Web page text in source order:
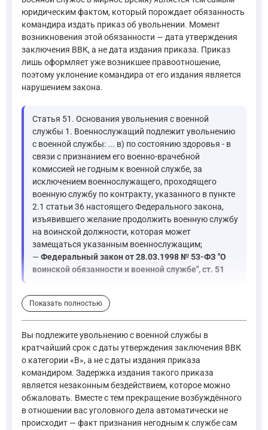
юридическим фактом, который порождает обязанность
командира издать приказ об увольнении. Момент
возникновения этой обязанности — дата утверждения
заключения ВВК, а не дата издания приказа. Приказ
лишь оформляет уже возникшее правоотношение,
поэтому уклонение командира от его издания является
нарушением закона.
Статья 51. Основания увольнения с военной
службы 1. Военнослужащий подлежит увольнению
с военной службы: ... в) по состоянию здоровья - в
связи с признанием его военно-врачебной
комиссией не годным к военной службе, за
исключением военнослужащего, проходящего
военную службу по контракту, указанного в пункте
2.1 статьи 36 настоящего Федерального закона,
изъявившего желание продолжить военную службу
на воинской должности, которая может
замещаться указанным военнослужащим;
—Федеральный закон от 28.03.1998 № 53-ФЗ "О
воинской обязанности и военной службе", ст. 51
В контексте ваших фактических обстоятельств — вы
Теперь относительно уголовного дела. Статья 337 УК РФ
Статья 24. Основания отказа в возбуждении уголовного
—Уголовно-процессуальный кодекс Российской
Более перспективным является статья 80.1 УК РФ, которая
Лицо, впервые совершившее преступление небольшой или
Показать полностью
Вы подлежите увольнению с военной службы в
кратчайший срок с даты утверждения заключения ВВК
о категории «В», а не с даты издания приказа
командиром. Задержка издания такого приказа
является незаконным бездействием, которое можно
обжаловать. Вместе с тем прекращение возбуждённого
в отношении вас уголовного дела автоматически не
происходит — факт признания негодным к службе сам